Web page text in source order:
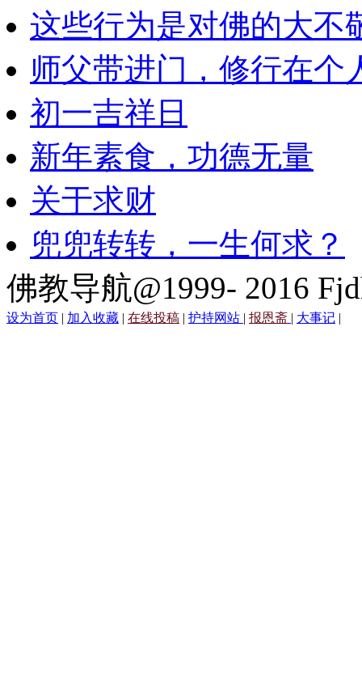
这些行为是对佛的大不
师父带进门，修行在个
初一吉祥日
新年素食，功德无量
关于求财
兜兜转转，一生何求？
佛教导航@1999- 2016
设为首页 | 加入收藏 | 在线投稿 | 护持网站 | 报恩斋 | 大事记 |